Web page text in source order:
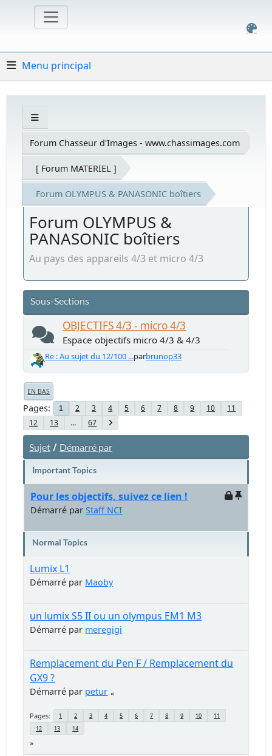
Menu principal
Forum Chasseur d'Images - www.chassimages.com
[ Forum MATERIEL ]
Forum OLYMPUS & PANASONIC boîtiers
Forum OLYMPUS &
PANASONIC boîtiers
Au pays des appareils 4/3 et micro 4/3
Sous-Sections
OBJECTIFS 4/3 - micro 4/3
Espace objectifs micro 4/3 & 4/3
Re : Au sujet du 12/100 ...parbrunop33
EN BAS
Pages 1 2 3 4 5 6 7 8 9 10
11
12
13 ... 67
Sujet / Démarré par
Important Topics
Pour les objectifs, suivez ce lien !
Démarré parStaff NCI
Normal Topics
Lumix L1
Démarré par Maoby
un lumix S5 II ou un olympus EM1 M3
Démarré par meregigi
Remplacement du Pen F / Remplacement du
GX9 ?
Démarré par petur
Pages 1 2 3 4 5 6 7 8 9 10
11
12
13 14